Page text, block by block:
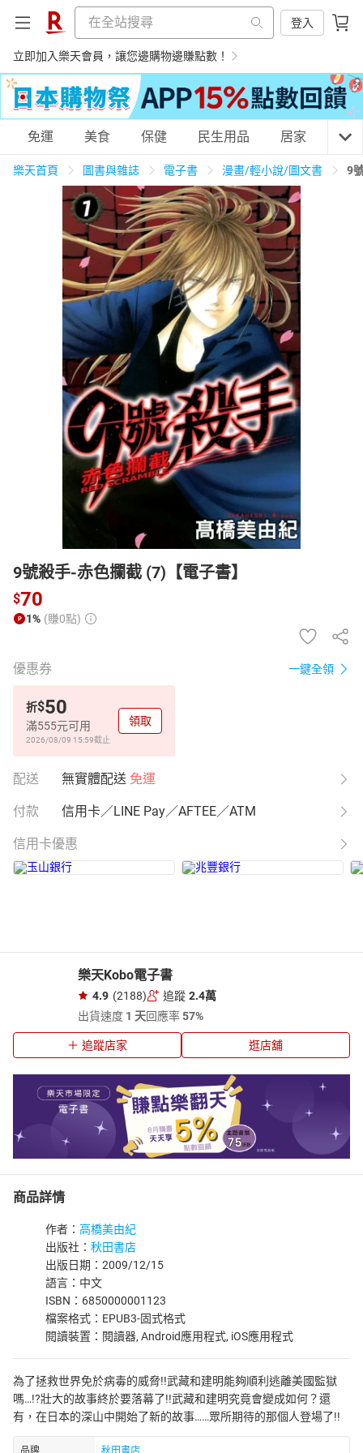
登入
立即加入樂天會員，讓您邊購物邊賺點數！
購物網分類
天天免運 美食蛋糕 養生保健 民生用品
居家生活 3C家電 運動休閒 親子玩具
女裝 男裝 化妝保養 情趣用品
日本購物 電子/紙本書
HOT
免運 美食 保健 民生用品 居家 3C
樂天首頁 圖書與雜誌 電子書 漫畫/輕小說/圖文書 9
9號殺手-赤色攔截 (7)【電子書】
$70
1% (賺0點)
優惠券 一鍵全領
折$50
滿555元可用
2026/08/09 15:59截止
領取
配送 無實體配送 免運
付款 信用卡／LINE Pay／AFTEE／ATM
信用卡優惠
樂天Kobo電子書
4.9 (2188) 追蹤 2.4萬
出貨速度 1 天回應率57%
追蹤店家 逛店舖
商品詳情
作者： 高橋美由紀
出版社： 秋田書店
出版日期：2009/12/15
語言：中文
ISBN：6850000001123
檔案格式：EPUB3-固式格式
閱讀裝置：閱讀器, Android應用程式, iOS應用程式
為了拯救世界免於病毒的威脅!!武藏和建明能夠順利逃離美國監獄
嗎…!?壯大的故事終於要落幕了!!武藏和建明究竟會變成如何？還
有，在日本的深山中開始了新的故事……眾所期待的那個人登場了!!
品牌 秋田書店